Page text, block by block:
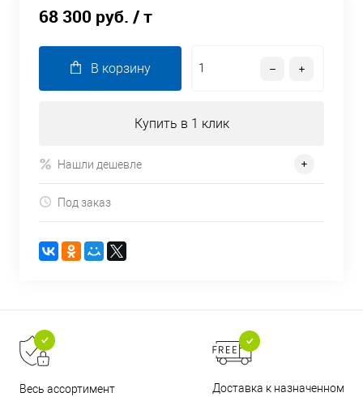
68 300 руб. / т
В корзину
Купить в 1 клик
Нашли дешевле
Под заказ
Весь ассортимент
Доставка к назначенному